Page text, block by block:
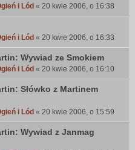
i Lód « 20 kwie 2006, o 16:38
i Lód « 20 kwie 2006, o 16:33
Wywiad ze Smokiem
i Lód « 20 kwie 2006, o 16:10
Słówko z Martinem
i Lód « 20 kwie 2006, o 15:59
Wywiad z Janmag